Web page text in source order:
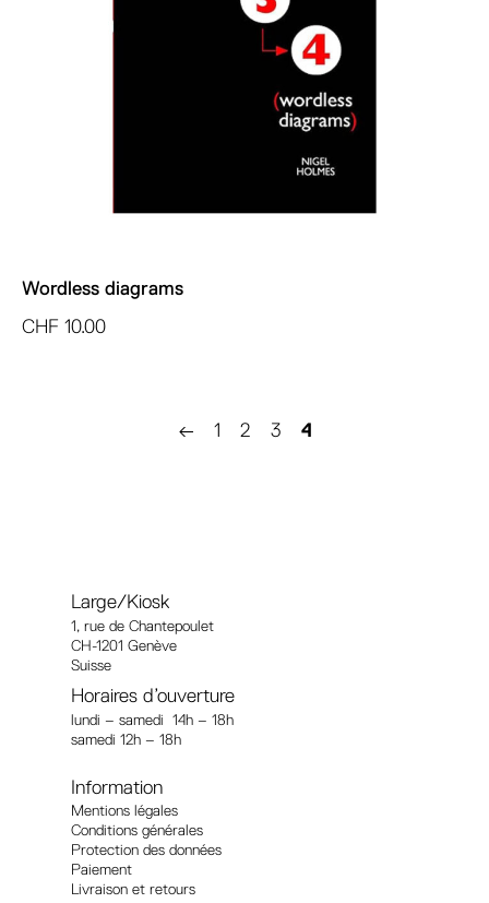
Wordless diagrams
CHF 10.00
← 1 2 3 4
Large/Kiosk
1, rue de Chantepoulet
CH-1201 Genève
Suisse
Horaires d’ouverture
lundi – samedi 14h – 18h
samedi 12h – 18h
Information
Mentions légales
Conditions générales
Protection des données
Paiement
Livraison et retours